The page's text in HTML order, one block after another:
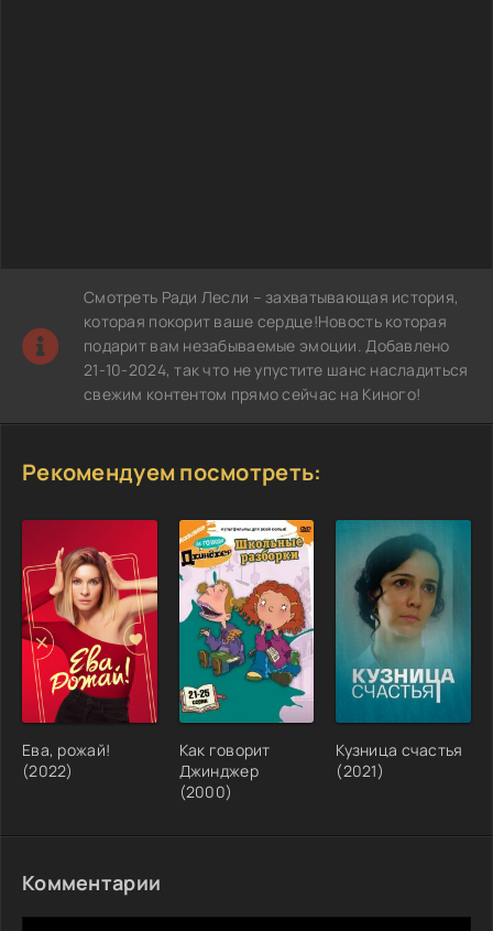
Смотреть Ради Лесли – захватывающая история,
которая покорит ваше сердце!Новость которая
подарит вам незабываемые эмоции. Добавлено
21-10-2024, так что не упустите шанс насладиться
свежим контентом прямо сейчас на Киного!
Рекомендуем посмотреть:
Ева, рожай!
(2022)
Как говорит
Джинджер
(2000)
Кузница счастья
(2021)
Комментарии